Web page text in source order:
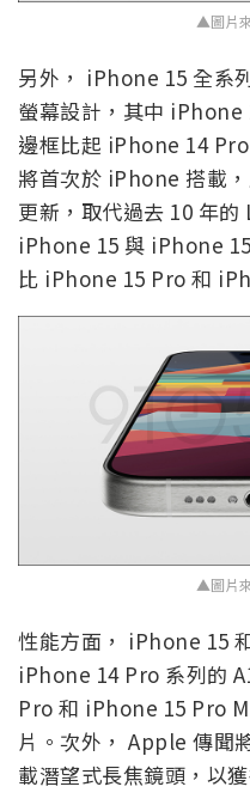
▲圖片
另外， iPhone 15 全系
螢幕設計，其中 iPhone
邊框比起 iPhone 14
將首次於 iPhone 搭載
更新，取代過去 10 年
iPhone 15 與 iPhone
比 iPhone 15 Pro 和
▲圖片
性能方面， iPhone 15
iPhone 14 Pro 系列的
Pro 和 iPhone 15 Pro
片。次外， Apple 傳聞
載潛望式長焦鏡頭，以